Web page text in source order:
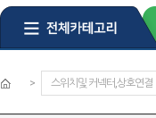
> 스위치및 커넥터,상호연결